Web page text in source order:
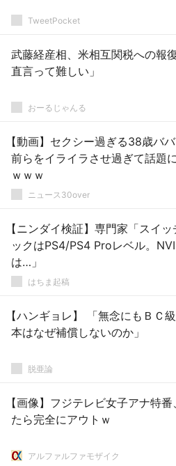
TweetPocket
武藤経産相、米相互関税への報
直言って難しい」
おーるじゃんる
【動画】セクシー過ぎる38歳バ
前らをイライラさせ過ぎて話題
ｗｗｗ
ニュース30over
【ニンダイ検証】専門家「スイ
ックはPS4/PS4 Proレベル。
は…」
はちま起稿
【ハンギョレ】 「無念にもＢＣ
本はなぜ補償しないのか」
脱亜論
【画像】フジテレビ女子アナ特
たら完全にアウトｗ
アルファルファモザイク